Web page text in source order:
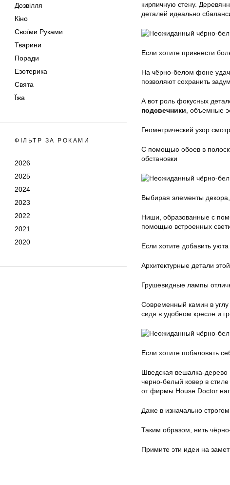
Дозвілля
Кіно
Своїми Руками
Тварини
Поради
Езотерика
Свята
Їжа
ФІЛЬТР ЗА РОКАМИ
2026
2025
2024
2023
2022
2021
2020
кирпичную стену.
деталей идеально
Если хотите привнести
На чёрно-белом фоне
позволяют сохранить
А вот роль фокусных
подсвечники, объемные
Геометрический узор
С помощью обоев в
обстановки
Выбирая элементы
Ниши, образованные с
помощью встроенных
Если хотите добавить
Архитектурные детали
Грушевидные лампы
Современный камин в углу
сидя в удобном кресле и
Если хотите побаловать
Шведская вешалка-дерево
черно-белый ковер в
от фирмы House Doctor
Даже в изначально
Таким образом, нить
Примите эти идеи на